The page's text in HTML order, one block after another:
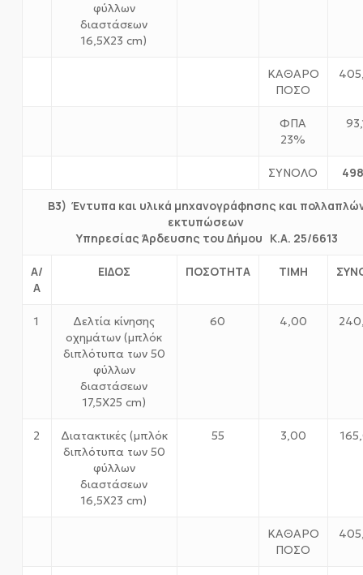
φύλλων
διαστάσεων
16,5Χ23 cm)
ΚΑΘΑΡΟ
ΠΟΣΟ
ΦΠΑ
23%
ΣΥΝΟΛΟ
Β3) Έντυπα και υλικά μηχανογράφησης και
εκτυπώσεων
Υπηρεσίας Άρδευσης του Δήμου Κ.Α. 25/6613
Α/
Α
ΕΙΔΟΣ ΠΟΣΟΤΗΤΑ ΤΙΜΗ
1
Δελτία κίνησης
οχημάτων (μπλόκ
διπλότυπα των 50
φύλλων
διαστάσεων
17,5Χ25 cm)
60 4,00
2
Διατακτικές (μπλόκ
διπλότυπα των 50
φύλλων
διαστάσεων
16,5Χ23 cm)
55 3,00
ΚΑΘΑΡΟ
ΠΟΣΟ